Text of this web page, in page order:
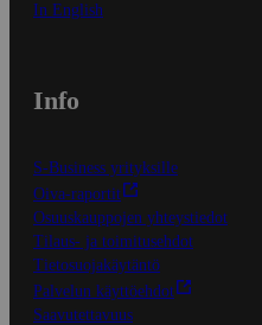
In English
Info
S-Business yrityksille
Oiva-raportit
Osuuskauppojen yhteystiedot
Tilaus- ja toimitusehdot
Tietosuojakäytäntö
Palvelun käyttöehdot
Saavutettavuus